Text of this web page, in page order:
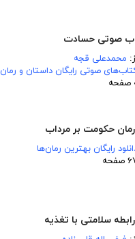
صوتی حسادت
محمدعلی قجه
صوتی رایگان داستان و رمان
رمان حکومت بر مرداب
رایگان بهترین رمان‌ها
سلامتی با تغذیه